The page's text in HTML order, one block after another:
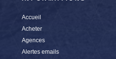
Accueil
Acheter
Agences
Alertes emails